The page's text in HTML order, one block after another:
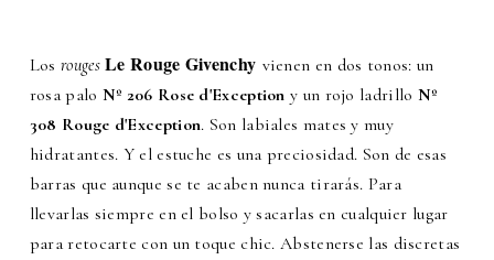
LosrougesLe Rouge Givenchy vienen en dos tonos: un
rosa palo Nº 206 Rose d'Exception y un rojo ladrillo Nº
308 Rouge d'Exception. Son labiales mates y muy
hidratantes. Y el estuche es una preciosidad. Son de esas
barras que aunque se te acaben nunca tirarás. Para
llevarlas siempre en el bolso y sacarlas en cualquier lugar
para retocarte con un toque chic. Abstenerse las discretas